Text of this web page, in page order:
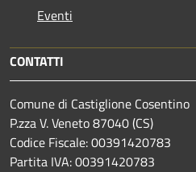
Eventi
CONTATTI
Comune di Castiglione Cosentino
P.zza V. Veneto 87040 (CS)
Codice Fiscale: 00391420783
Partita IVA: 00391420783